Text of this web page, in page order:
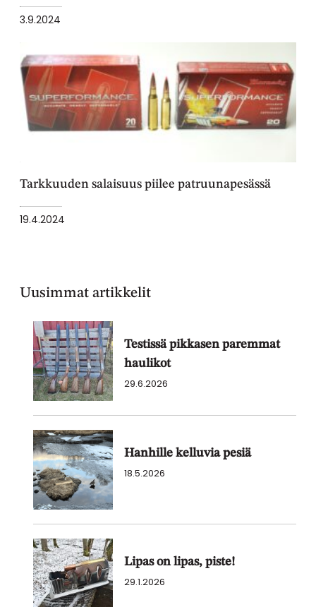
3.9.2024
Tarkkuuden salaisuus piilee patruunapesässä
19.4.2024
Uusimmat artikkelit
Testissä pikkasen paremmat
haulikot
29.6.2026
Hanhille kelluvia pesiä
18.5.2026
Lipas on lipas, piste!
29.1.2026